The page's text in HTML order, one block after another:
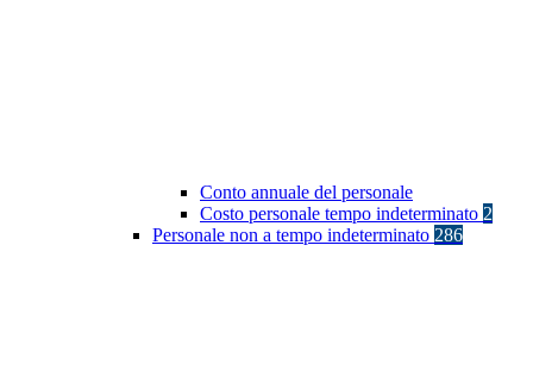
Conto annuale del personale
Costo personale tempo indeterminato 2
Personale non a tempo indeterminato 286